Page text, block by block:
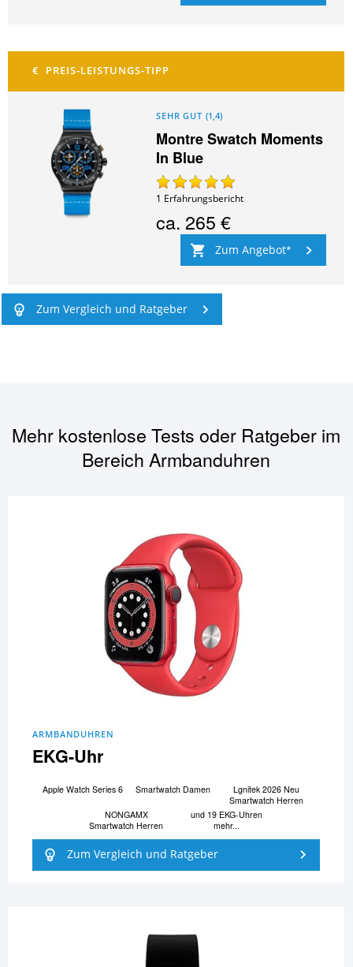
SEHR GUT (1,4)
Montre Swatch Moments
In Blue
1 Erfahrungsbericht
ca.265 €
Zum Angebot
Zum Vergleich und Ratgeber
Mehr kostenlose Tests oder Ratgeber im
BereichArmbanduhren
ARMBANDUHREN
EKG-Uhr
Apple Watch Series 6 Smartwatch Damen
Lgnitek 2026 Neu
Smartwatch Herren
NONGAMX
Smartwatch Herren
und 19 EKG-Uhren
mehr...
Zum Vergleich und Ratgeber